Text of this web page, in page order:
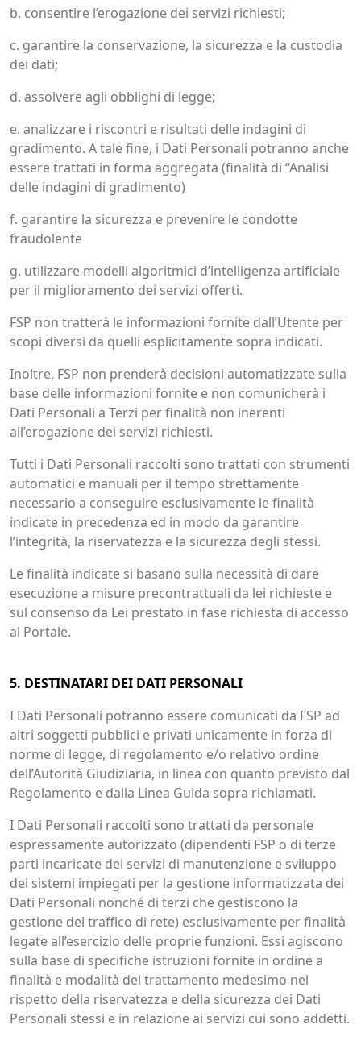
b. consentire l’erogazione dei servizi richiesti;
c. garantire la conservazione, la sicurezza e la custodia
dei dati;
d. assolvere agli obblighi di legge;
e. analizzare i riscontri e risultati delle indagini di
gradimento. A tale fine, i Dati Personali potranno anche
essere trattati in forma aggregata (finalità di “Analisi
delle indagini di gradimento)
f. garantire la sicurezza e prevenire le condotte
fraudolente
g. utilizzare modelli algoritmici d’intelligenza artificiale
per il miglioramento dei servizi offerti.
FSP non tratterà le informazioni fornite dall’Utente per
scopi diversi da quelli esplicitamente sopra indicati.
Inoltre, FSP non prenderà decisioni automatizzate sulla
base delle informazioni fornite e non comunicherà i
Dati Personali a Terzi per finalità non inerenti
all’erogazione dei servizi richiesti.
Tutti i Dati Personali raccolti sono trattati con strumenti
automatici e manuali per il tempo strettamente
necessario a conseguire esclusivamente le finalità
indicate in precedenza ed in modo da garantire
l’integrità, la riservatezza e la sicurezza degli stessi.
Le finalità indicate si basano sulla necessità di dare
esecuzione a misure precontrattuali da lei richieste e
sul consenso da Lei prestato in fase richiesta di accesso
al Portale.
5. DESTINATARI DEI DATI PERSONALI
I Dati Personali potranno essere comunicati da FSP ad
altri soggetti pubblici e privati unicamente in forza di
norme di legge, di regolamento e/o relativo ordine
dell’Autorità Giudiziaria, in linea con quanto previsto dal
Regolamento e dalla Linea Guida sopra richiamati.
I Dati Personali raccolti sono trattati da personale
espressamente autorizzato (dipendenti FSP o di terze
parti incaricate dei servizi di manutenzione e sviluppo
dei sistemi impiegati per la gestione informatizzata dei
Dati Personali nonché di terzi che gestiscono la
gestione del traffico di rete) esclusivamente per finalità
legate all’esercizio delle proprie funzioni. Essi agiscono
sulla base di specifiche istruzioni fornite in ordine a
finalità e modalità del trattamento medesimo nel
rispetto della riservatezza e della sicurezza dei Dati
Personali stessi e in relazione ai servizi cui sono addetti.